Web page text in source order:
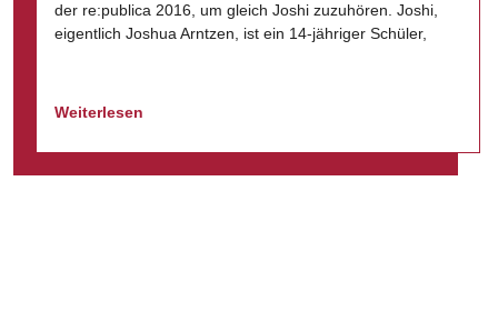
der re:publica 2016, um gleich Joshi zuzuhören. Joshi,
eigentlich Joshua Arntzen, ist ein 14-jähriger Schüler,
Weiterlesen